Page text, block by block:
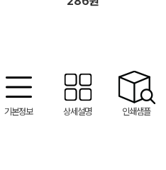
기본정보 상세설명 인쇄샘플